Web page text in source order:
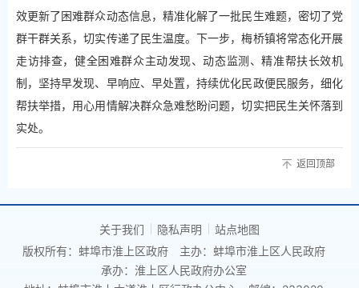
效更新了困难群众动态信息，精准化解了一批民生难题，密切了党
群干群关系，切实传递了民生温度。下一步，梅桥镇将常态化开展
走访排查，健全困难群众主动发现、动态监测、精准帮扶长效机
制，坚持早发现、早响应、早处置，持续优化民政便民服务，细化
帮扶举措，用心用情解决群众急难愁盼问题，切实把民生关怀落到
实处。
返回顶部
关于我们 隐私声明
站点地图
版权所有：蚌埠市淮上区政府
主办：蚌埠市淮上区人民政府
承办：淮上区人民政府办公室